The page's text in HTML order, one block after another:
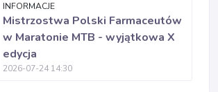
INFORMACJE
Mistrzostwa Polski Farmaceutów
w Maratonie MTB - wyjątkowa X
edycja
2026-07-24 14:30